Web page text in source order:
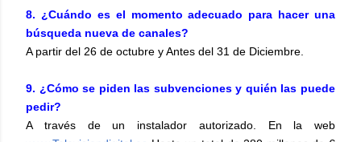
8. ¿Cuándo es el momento adecuado para hacer una
búsqueda nueva de canales?
A partir del 26 de octubre y Antes del 31 de Diciembre.
9. ¿Cómo se piden las subvenciones y quién las puede
pedir?
A través de un instalador autorizado. En la web